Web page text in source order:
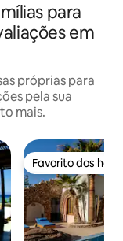
para
em
próprias para
pela sua
mais.
Favorito dos
Favorito dos